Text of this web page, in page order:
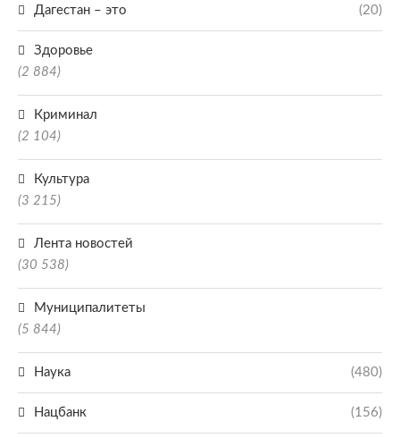
Дагестан – это (20)
Здоровье
(2 884)
Криминал
(2 104)
Культура
(3 215)
Лента новостей
(30 538)
Муниципалитеты
(5 844)
Наука (480)
Нацбанк (156)